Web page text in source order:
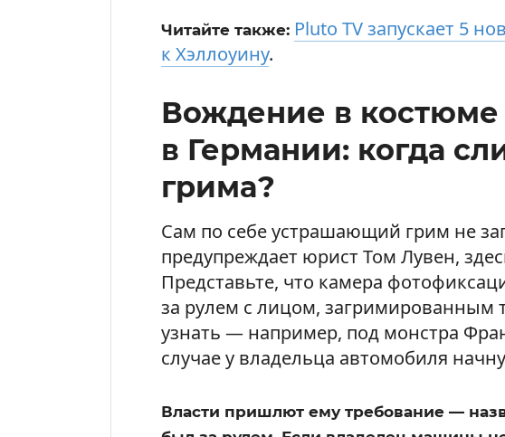
Читайте также: Pluto TV запускает 5
к Хэллоуину.
Вождение в костюме
в Германии: когда
грима?
Сам по себе устрашающий грим не
предупреждает юрист Том Лувен,
Представьте, что камера
за рулем с лицом, загримированным
узнать — например, под монстра
случае у владельца автомобиля
Власти пришлют ему требование —